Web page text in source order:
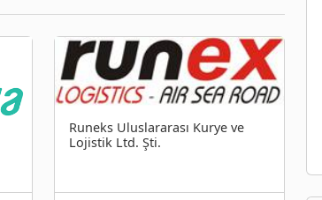
Runeks Uluslararası Kurye ve
Lojistik Ltd. Şti.